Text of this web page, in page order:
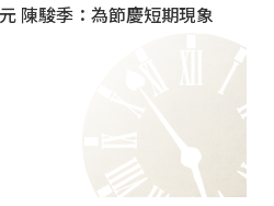
陳駿季：為節慶短期現象